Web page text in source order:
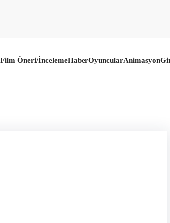
Film Öneri/İncelemeHaberOyuncularAnimasyon